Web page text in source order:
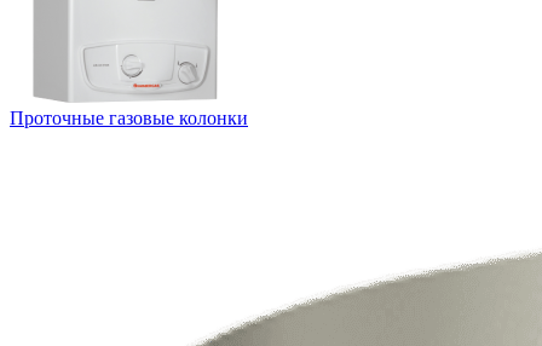
Проточные газовые колонки